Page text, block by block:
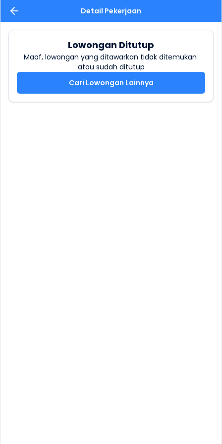
Detail Pekerjaan
Lowongan Ditutup
Maaf, lowongan yang ditawarkan tidak ditemukan
atau sudah ditutup
Cari Lowongan Lainnya